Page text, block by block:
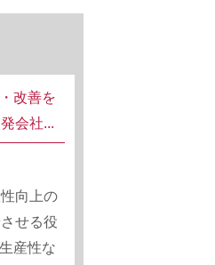
改善を
会社...
向上の
せる役
産性な